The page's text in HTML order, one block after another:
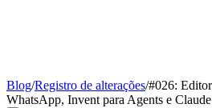
Blog/Registro de alterações/#026:
WhatsApp, Invent para Agents e